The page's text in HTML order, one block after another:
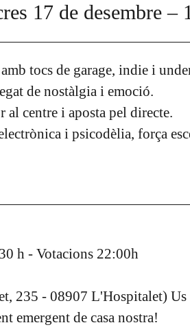
17 de desembre –
tocs de garage, indie i
de nostàlgia i emoció.
centre i aposta pel directe.
i psicodèlia, força
h - Votacions 22:00h
235 - 08907 L'Hospitalet) Us
emergent de casa nostra!